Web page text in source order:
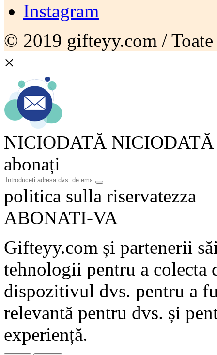
Instagram
© 2019 gifteyy.com /
×
NICIODATĂ NICIODATĂ
abonați
politica sulla riservatezza
ABONATI-VA
Gifteyy.com și partenerii
tehnologii pentru a colecta
dispozitivul dvs. pentru a
relevantă pentru dvs. și
experiență.